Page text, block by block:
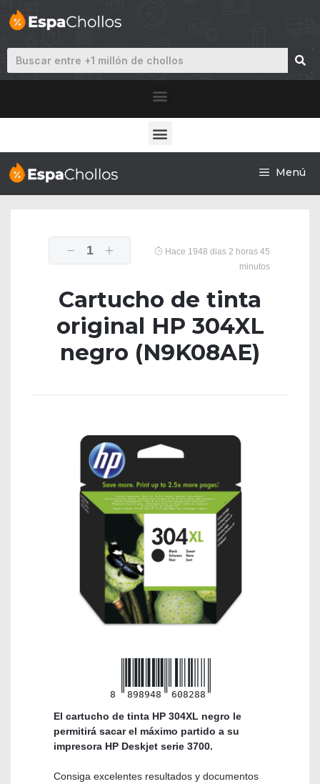
Menú
1
Hace 1948 dias 2 horas 45
minutos
Cartucho de tinta
original HP 304XL
negro (N9K08AE)
8 898948 608288
El cartucho de tinta HP 304XL negro le
permitirá sacar el máximo partido a su
impresora HP Deskjet serie 3700.
Consiga excelentes resultados y documentos